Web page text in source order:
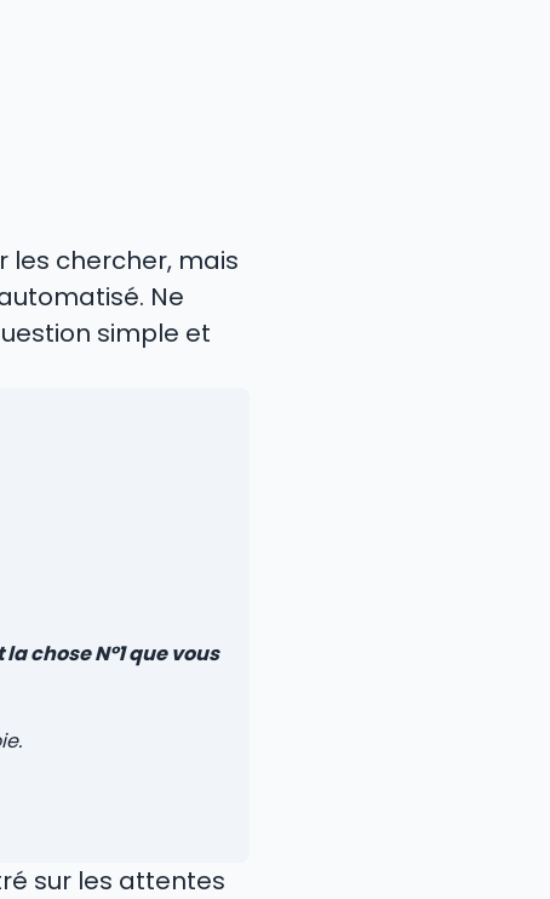
les chercher, mais
Ne
simple et
chose N°1 que vous
sur les attentes